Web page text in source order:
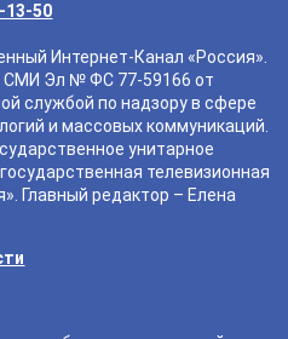
13-50
Интернет-Канал «Россия».
СМИ Эл № ФС 77-59166 от
службой по надзору в сфере
и массовых коммуникаций.
унитарное
телевизионная
Главный редактор – Елена